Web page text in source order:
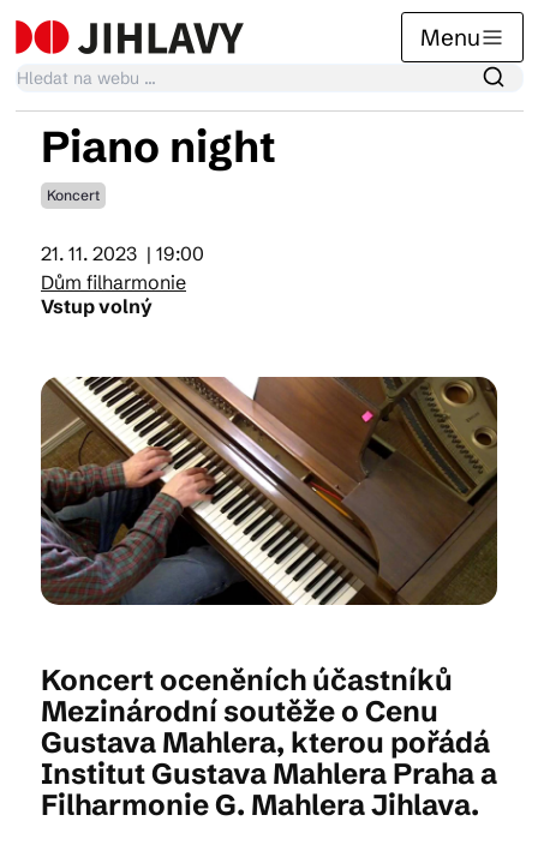
Menu
Kalendář akcí
Tradiční akce
Suvenýry
Praktické info
CS EN DE
Piano night
Koncert
21. 11. 2023 | 19:00
Dům filharmonie
Vstup volný
Koncert oceněních účastníků
Mezinárodní soutěže o Cenu
Gustava Mahlera, kterou pořádá
Institut Gustava Mahlera Praha a
Filharmonie G. Mahlera Jihlava.